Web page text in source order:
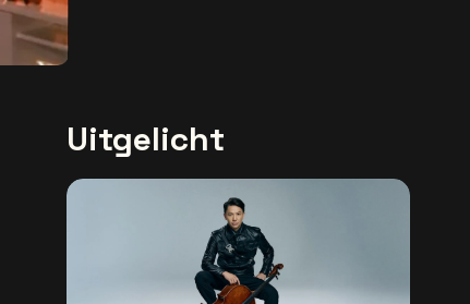
Uitgelicht